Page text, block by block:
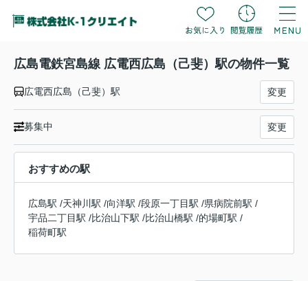
広島電鉄宮島線 広電西広島（己斐）駅の物件一覧
広電西広島（己斐）駅 変更
募集中 変更
おすすめの駅
広島駅 /天神川駅 /向洋駅 /段原一丁目駅 /県病院前駅 /
宇品二丁目駅 /比治山下駅 /比治山橋駅 /的場町駅 /
稲荷町駅